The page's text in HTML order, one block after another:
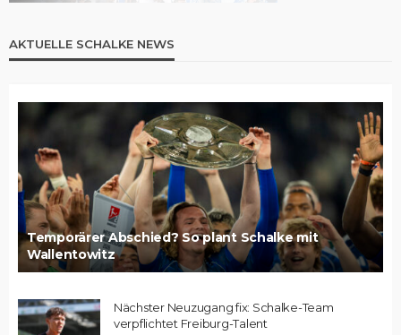
AKTUELLE SCHALKE NEWS
Temporärer Abschied? So plant Schalke mit
Wallentowitz
Nächster Neuzugang fix: Schalke-Team
verpflichtet Freiburg-Talent